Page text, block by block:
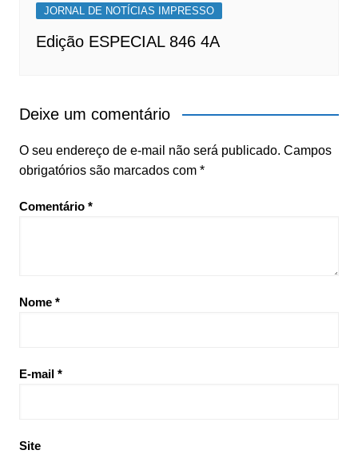
JORNAL DE NOTÍCIAS IMPRESSO
Edição ESPECIAL 846 4A
Deixe um comentário
O seu endereço de e-mail não será publicado. Campos
obrigatórios são marcados com *
Comentário *
Nome *
E-mail *
Site